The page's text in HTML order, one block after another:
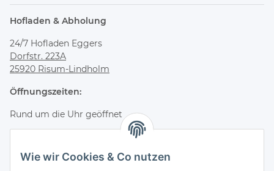
Wie wir Cookies & Co nutzen
Hofladen & Abholung
24/7 Hofladen Eggers
Dorfstr. 223A
25920 Risum-Lindholm
Öffnungszeiten:
Rund um die Uhr geöffnet
Bestelle online und hole deine Bestellung jederzeit flexibel
im Hofladen ab.